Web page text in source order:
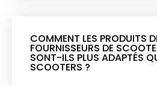
COMMENT LES PRODUITS
FOURNISSEURS DE
SONT-ILS PLUS ADAPTÉS
SCOOTERS ?